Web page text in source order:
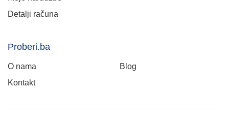
Detalji računa
Proberi.ba
O nama
Blog
Kontakt